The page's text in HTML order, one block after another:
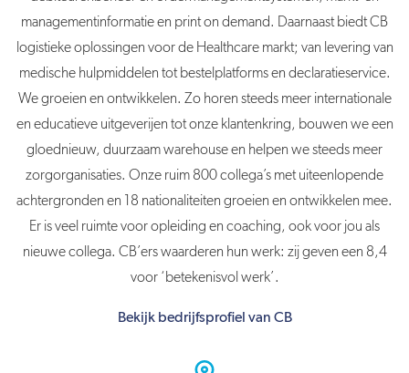
managementinformatie en print on demand. Daarnaast biedt CB
logistieke oplossingen voor de Healthcare markt; van levering van
medische hulpmiddelen tot bestelplatforms en declaratieservice.
We groeien en ontwikkelen. Zo horen steeds meer internationale
en educatieve uitgeverijen tot onze klantenkring, bouwen we een
gloednieuw, duurzaam warehouse en helpen we steeds meer
zorgorganisaties. Onze ruim 800 collega’s met uiteenlopende
achtergronden en 18 nationaliteiten groeien en ontwikkelen mee.
Er is veel ruimte voor opleiding en coaching, ook voor jou als
nieuwe collega. CB’ers waarderen hun werk: zij geven een 8,4
voor ‘betekenisvol werk’.
Bekijk bedrijfsprofiel van CB